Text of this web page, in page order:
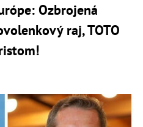
Ozbrojená
raj, TOTO